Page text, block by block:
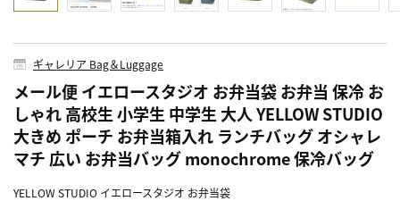
ギャレリア Bag＆Luggage
メール便 イエロースタジオ お弁当袋 お弁当 保冷 お
しゃれ 高校生 小学生 中学生 大人 YELLOW STUDIO
大きめ ポーチ お弁当箱入れ ランチバッグ オシャレ
マチ 広い お弁当バッグ monochrome 保冷バッグ
YELLOW STUDIO イエロースタジオ お弁当袋